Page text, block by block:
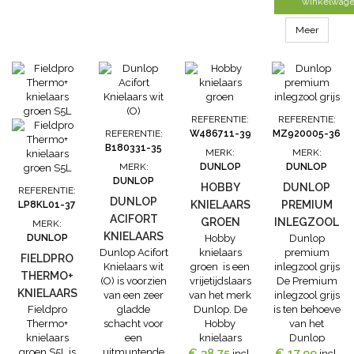
TerraPRO
onbeveiligd is
een
keuze voor
professionals
in de
landbouw en
industrie.
Kenmerken•
Lichtgewicht
en flexibel
Purofort houdt
uw voeten fris
is...
Meer
REFERENTIE:
LP8KL01-37
MERK:
DUNLOP
FIELDPRO
THERMO+
KNIELAARS
GROEN S5L
Fieldpro
Thermo+
knielaars
REFERENTIE:
B180331-35
MERK:
DUNLOP
DUNLOP
ACIFORT
KNIELAARS
WIT (O)
Dunlop Acifort
Knielaars wit
(O) is voorzien
van een zeer
gladde
schacht voor
een
REFERENTIE:
W486711-39
MERK:
DUNLOP
HOBBY
KNIELAARS
GROEN
Hobby
knielaars
groen is een
vrijetijdslaars
van het merk
Dunlop. De
Hobby
knielaars
REFERENTIE:
MZ920005-36
MERK:
DUNLOP
DUNLOP
PREMIUM
INLEGZOOL
GRIJS
Dunlop
premium
inlegzool grijs
De Premium
inlegzool grijs
is ten behoeve
van het
Dunlop